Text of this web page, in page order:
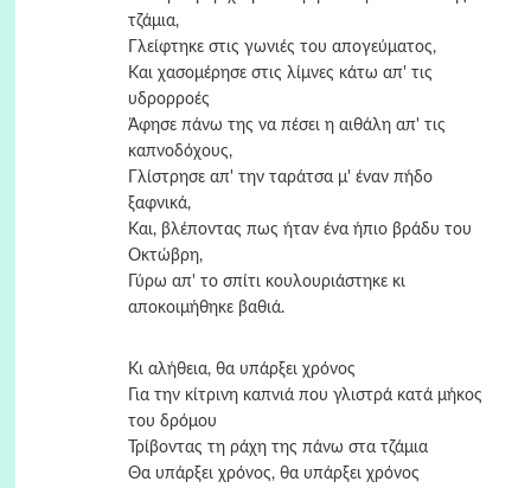
τζάμια,
Γλείφτηκε στις γωνιές του απογεύματος,
Και χασομέρησε στις λίμνες κάτω απ' τις
υδρορροές
Άφησε πάνω της να πέσει η αιθάλη απ' τις
καπνοδόχους,
Γλίστρησε απ' την ταράτσα μ' έναν πήδο
ξαφνικά,
Και, βλέποντας πως ήταν ένα ήπιο βράδυ του
Οκτώβρη,
Γύρω απ' το σπίτι κουλουριάστηκε κι
αποκοιμήθηκε βαθιά.
Κι αλήθεια, θα υπάρξει χρόνος
Για την κίτρινη καπνιά που γλιστρά κατά μήκος
του δρόμου
Τρίβοντας τη ράχη της πάνω στα τζάμια
Θα υπάρξει χρόνος, θα υπάρξει χρόνος